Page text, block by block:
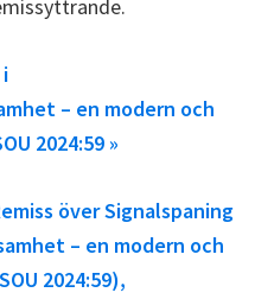
i
– en modern och
2024:59 »
över Signalspaning
– en modern och
2024:59),